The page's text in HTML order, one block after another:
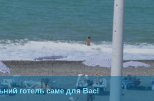
готель саме для Вас!